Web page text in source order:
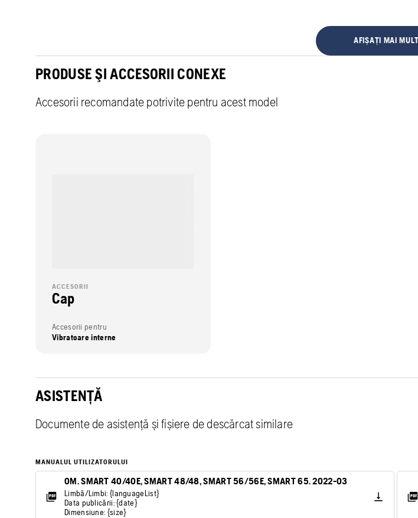
AFIȘAȚI MAI
PRODUSE ŞI ACCESORII CONEXE
Accesorii recomandate potrivite pentru acest model
ACCESORII
Cap
Accesorii pentru
Vibratoare interne
ASISTENȚĂ
Documente de asistență și fișiere de descărcat similare
MANUALUL UTILIZATORULUI
OM. SMART 40/40E, SMART 48/48, SMART 56/56E, SMART 65. 2022-03
Limbă/Limbi: {languageList}
Data publicării: {date}
Dimensiune: {size}